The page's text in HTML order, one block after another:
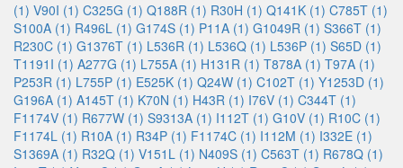
(1) V90I (1) C325G (1) Q188R (1) R30H (1) Q141K (1) C785T (1)
S100A (1) R496L (1) G174S (1) P11A (1) G1049R (1) S366T (1)
R230C (1) G1376T (1) L536R (1) L536Q (1) L536P (1) S65D (1)
T1191I (1) A277G (1) L755A (1) H131R (1) T878A (1) T97A (1)
P253R (1) L755P (1) E525K (1) Q24W (1) C102T (1) Y1253D (1)
G196A (1) A145T (1) K70N (1) H43R (1) I76V (1) C344T (1)
F1174V (1) R677W (1) S9313A (1) I112T (1) G10V (1) R10C (1)
F1174L (1) R10A (1) R34P (1) F1174C (1) I112M (1) I332E (1)
S1369A (1) R32Q (1) V151L (1) N409S (1) C563T (1) R678Q (1)